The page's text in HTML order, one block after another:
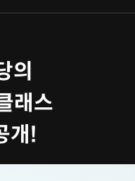
의
래스
개!